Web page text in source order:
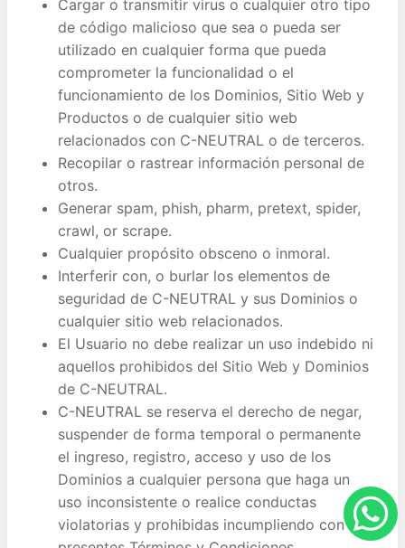
Cargar o transmitir virus o cualquier otro tipo
de código malicioso que sea o pueda ser
utilizado en cualquier forma que pueda
comprometer la funcionalidad o el
funcionamiento de los Dominios, Sitio Web y
Productos o de cualquier sitio web
relacionados con C-NEUTRAL o de terceros.
Recopilar o rastrear información personal de
otros.
Generar spam, phish, pharm, pretext, spider,
crawl, or scrape.
Cualquier propósito obsceno o inmoral.
Interferir con, o burlar los elementos de
seguridad de C-NEUTRAL y sus Dominios o
cualquier sitio web relacionados.
El Usuario no debe realizar un uso indebido ni
aquellos prohibidos del Sitio Web y Dominios
de C-NEUTRAL.
C-NEUTRAL se reserva el derecho de negar,
suspender de forma temporal o permanente
el ingreso, registro, acceso y uso de los
Dominios a cualquier persona que haga un
uso inconsistente o realice conductas
violatorias y prohibidas incumpliendo con los